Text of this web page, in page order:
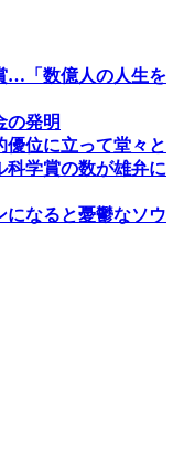
…「数億人の人生を
の発明
優位に立って堂々と
科学賞の数が雄弁に
になると憂鬱なソウ